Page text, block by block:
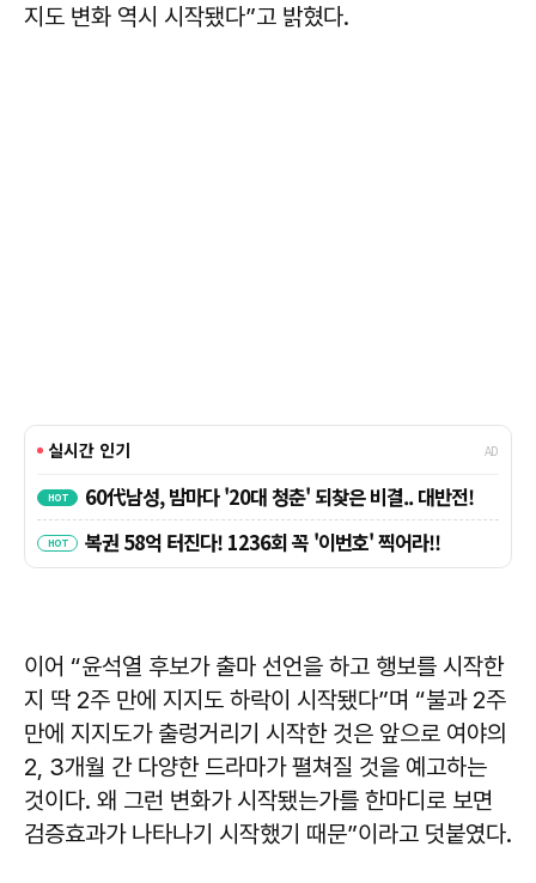
지도 변화 역시 시작됐다”고 밝혔다.
이어 “윤석열 후보가 출마 선언을 하고 행보를 시작한
지 딱 2주 만에 지지도 하락이 시작됐다”며 “불과 2주
만에 지지도가 출렁거리기 시작한 것은 앞으로 여야의
2, 3개월 간 다양한 드라마가 펼쳐질 것을 예고하는
것이다. 왜 그런 변화가 시작됐는가를 한마디로 보면
검증효과가 나타나기 시작했기 때문”이라고 덧붙였다.